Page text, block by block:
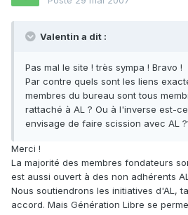
Valentin a dit :
Pas mal le site ! très sympa ! Bravo !
Par contre quels sont les liens
membres du bureau sont tous
rattaché à AL ? Ou à l'inverse est-
envisage de faire scission avec AL
Merci !
La majorité des membres fondateurs
est aussi ouvert à des non adhérents
Nous soutiendrons les initiatives d'AL,
accord. Mais Génération Libre se